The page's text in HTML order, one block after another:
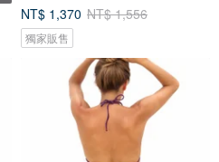
NT$ 1,370 NT$ 1,556
獨家販售